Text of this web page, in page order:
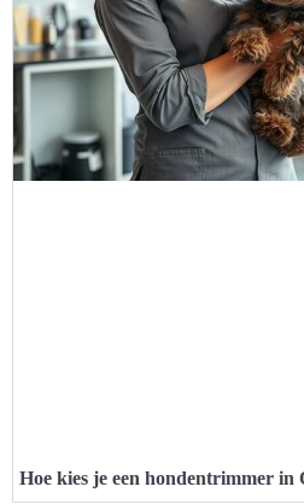
Hoe kies je een hondentrimmer in